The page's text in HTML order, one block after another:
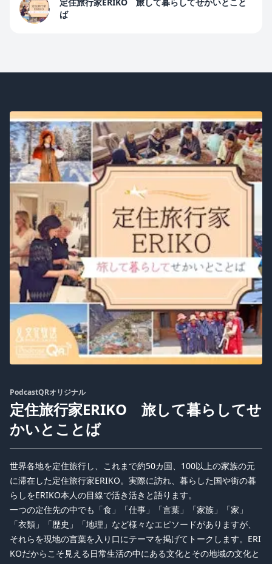
ば
PodcastQRオリジナル
定住旅行家ERIKO 旅して暮らしてせ
かいとことば
世界各地を定住旅行し、これまで約50カ国、100以上の家族の元
に滞在した定住旅行家ERIKO。実際に訪れ、暮らした国や街の暮
らしをERIKO本人の目線で活き活きと語ります。
一つの定住先の中でも「食」「仕事」「言葉」「家族」「家」
「衣類」「歴史」「地理」など様々なエピソードがありますが、
それらを現地の言葉を入り口にテーマを掲げてトークします。ERI
KOだからこそ見える日常生活の中にある文化とその地域の文化と